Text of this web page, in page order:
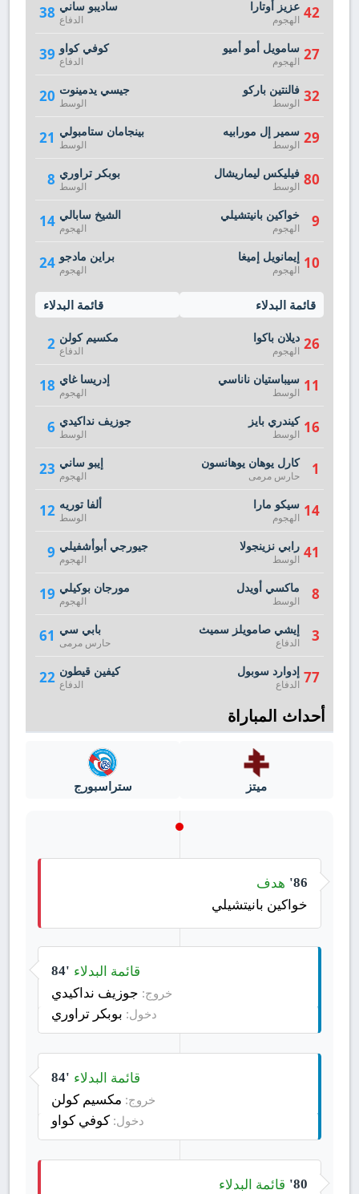
38 ساديبو ساني
الدفاع
39 كوفي كواو
الدفاع
20 جيسي يدمينوت
الوسط
21 بينجامان ستامبولي
الوسط
8 بوبكر تراوري
الوسط
14 الشيخ سابالي
الهجوم
24 براين مادجو
الهجوم
قائمة البدلاء
2 مكسيم كولن
الدفاع
18 إدريسا غاي
الهجوم
6 جوزيف نداكيدي
الوسط
23 إيبو ساني
الهجوم
12 ألفا توريه
الوسط
9 جيورجي أبوأشفيلي
الهجوم
19 مورجان بوكيلي
الهجوم
61 بابي سي
حارس مرمى
22 كيفين قيطون
الدفاع
42 عزيز أوتارا
الهجوم
27 سامويل أمو أميو
الهجوم
32 فالنتين باركو
الوسط
29 سمير إل مورابيه
الوسط
80 فيليكس ليماريشال
الوسط
9 خواكين بانيتشيلي
الهجوم
10 إيمانويل إميغا
الهجوم
قائمة البدلاء
26 ديلان باكوا
الهجوم
11 سيباستيان ناناسي
الوسط
16 كيندري بايز
الوسط
1 كارل يوهان يوهانسون
حارس مرمى
14 سيكو مارا
الهجوم
41 رابي نزينجولا
الوسط
8 ماكسي أويدل
الوسط
3 إيشي صامويلز سميث
الدفاع
77 إدوارد سوبول
الدفاع
أحداث المباراة
ميتز ستراسبورج
86' هدف
خواكين بانيتشيلي
84' قائمة البدلاء
خروج: جوزيف نداكيدي
دخول: بوبكر تراوري
84' قائمة البدلاء
خروج: مكسيم كولن
دخول: كوفي كواو
80' قائمة البدلاء